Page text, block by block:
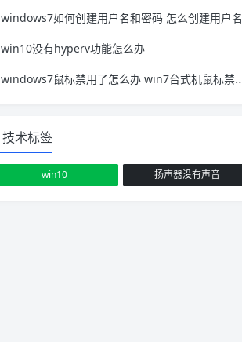
windows7如何创建用户名和密码 怎么创建用户名和密码
win10没有hyperv功能怎么办
windows7鼠标禁用了怎么办 win7台式机鼠标禁用怎么恢复使用
技术标签
win10 扬声器没有声音